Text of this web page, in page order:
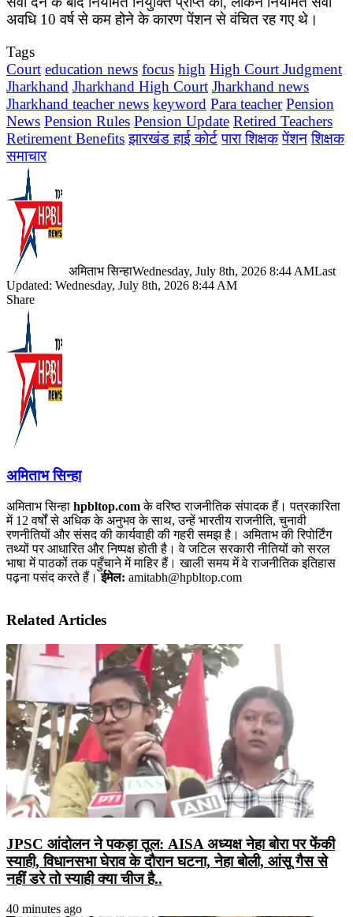
अवधि 10 वर्ष से कम होने के कारण पेंशन से वंचित रह गए थे।
Tags
Court education news focus high High Court Judgment
Jharkhand Jharkhand High Court Jharkhand news
Jharkhand teacher news keyword Para teacher Pension
News Pension Rules Pension Update Retired Teachers
Retirement Benefits झारखंड हाई कोर्ट पारा शिक्षक पेंशन शिक्षक
समाचार
अमिताभ सिन्हाWednesday, July 8th, 2026 8:44 AMLast
Updated: Wednesday, July 8th, 2026 8:44 AM
Share
Facebook
LinkedIn
Pinterest
WhatsApp
Telegram
अमिताभ सिन्हा
अमिताभ सिन्हा hpbltop.comके वरिष्ठ राजनीतिक संपादक हैं। पत्रकारिता
में 12 वर्षों से अधिक के अनुभव के साथ, उन्हें भारतीय राजनीति, चुनावी
रणनीतियों और संसद की कार्यवाही की गहरी समझ है। अमिताभ की रिपोर्टिंग
तथ्यों पर आधारित और निष्पक्ष होती है। वे जटिल सरकारी नीतियों को सरल
भाषा में पाठकों तक पहुँचाने में माहिर हैं। खाली समय में वे राजनीतिक इतिहास
पढ़ना पसंद करते हैं।ईमेल: amitabh@hpbltop.com
Related Articles
JPSC आंदोलन ने पकड़ा तूल: AISA अध्यक्ष नेहा बोरा पर फेंकी
स्याही, विधानसभा घेराव के दौरान घटना, नेहा बोली, आंसू गैस से
नहीं डरे तो स्याही क्या चीज है..
40 minutes ago